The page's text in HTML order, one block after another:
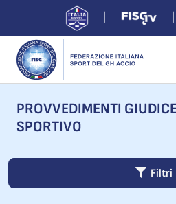
PROVVEDIMENTI
SPORTIVO
Filtri